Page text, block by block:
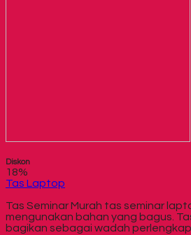
Diskon
18%
Tas Laptop
Tas Seminar Murah tas seminar
mengunakan bahan yang bagus.
bagikan sebagai wadah